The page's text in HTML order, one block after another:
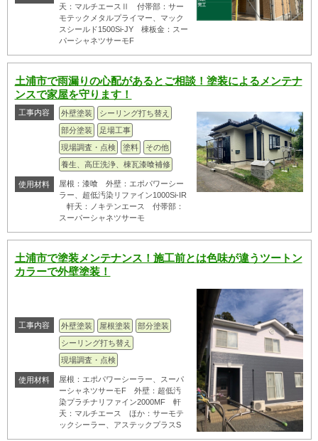
天：マルチエースⅡ 付帯部：サー
モテックメタルプライマー、マック
スシールド1500Si-JY 棟板金：スー
パーシャネツサーモF
土浦市で雨漏りの心配があるとご相談！塗装によるメンテナ
ンスで家屋を守ります！
工事内容 外壁塗装
シーリング打ち替え
部分塗装
足場工事
現場調査・点検
塗料
その他
養生、高圧洗浄、棟瓦漆喰補修
使用材料
屋根：漆喰 外壁：エポパワーシー
ラー、超低汚染リファイン1000Si-IR
軒天：ノキテンエース 付帯部：
スーパーシャネツサーモ
土浦市で塗装メンテナンス！施工前とは色味が違うツートン
カラーで外壁塗装！
工事内容 外壁塗装 屋根塗装
部分塗装
シーリング打ち替え
現場調査・点検
使用材料
屋根：エポパワーシーラー、スーパ
ーシャネツサーモF 外壁：超低汚
染プラチナリファイン2000MF 軒
天：マルチエース ほか：サーモテ
ックシーラー、アステックプラスS